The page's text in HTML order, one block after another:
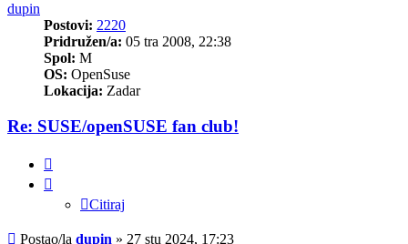
dupin
Postovi: 2220
Pridružen/a: 05 tra 2008, 22:38
Spol: M
OS: OpenSuse
Lokacija: Zadar
Re: SUSE/openSUSE fan club!
Citiraj
Post
Postao/la dupin » 27 stu 2024, 17:23